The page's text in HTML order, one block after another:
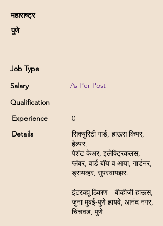
महाराष्ट्र
पुणे
Job Type
Salary
Qualification
Experience
Details
As Per Post
0
सिक्युरिटी गार्ड, हाऊस किपर,
हेल्पर,
पेशंट केअर, इलेक्ट्रिकलस,
प्लंबर, वार्ड बॉय व आया, गार्डनर,
ड्रायव्हर, सुपरवायझर.
इंटरव्ह्यू ठिकाण - बीव्हीजी हाऊस,
जुना मुबई-पुणे हायवे, आनंद नगर,
चिंचवड, पुणे